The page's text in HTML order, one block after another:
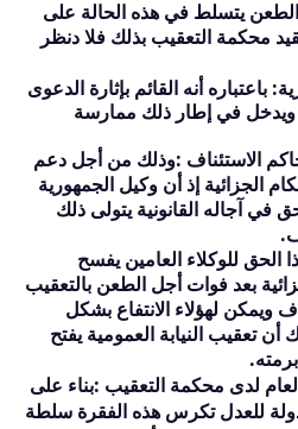
الطعن يتسلط في هذه الحالة على
محكمة التعقيب بذلك فلا دنظر
باعتباره أنه القائم بإثارة الدعوى
ويدخل في إطار ذلك ممارسة
الاستئناف :وذلك من أجل دعم
الجزائية إذ أن وكيل الجمهورية
آجاله القانونية يتولى ذلك
الحق للوكلاء العامين يفسح
بعد فوات أجل الطعن بالتعقيب
ويمكن لهؤلاء الانتفاع بشكل
تعقيب النيابة العمومية يفتح
لدى محكمة التعقيب :بناء على
للعدل تكرس هذه الفقرة سلطة